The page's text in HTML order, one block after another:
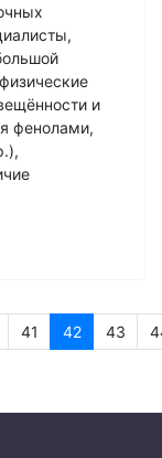
и
фенолами,
41 42 43